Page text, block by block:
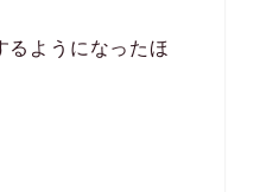
るようになったほ